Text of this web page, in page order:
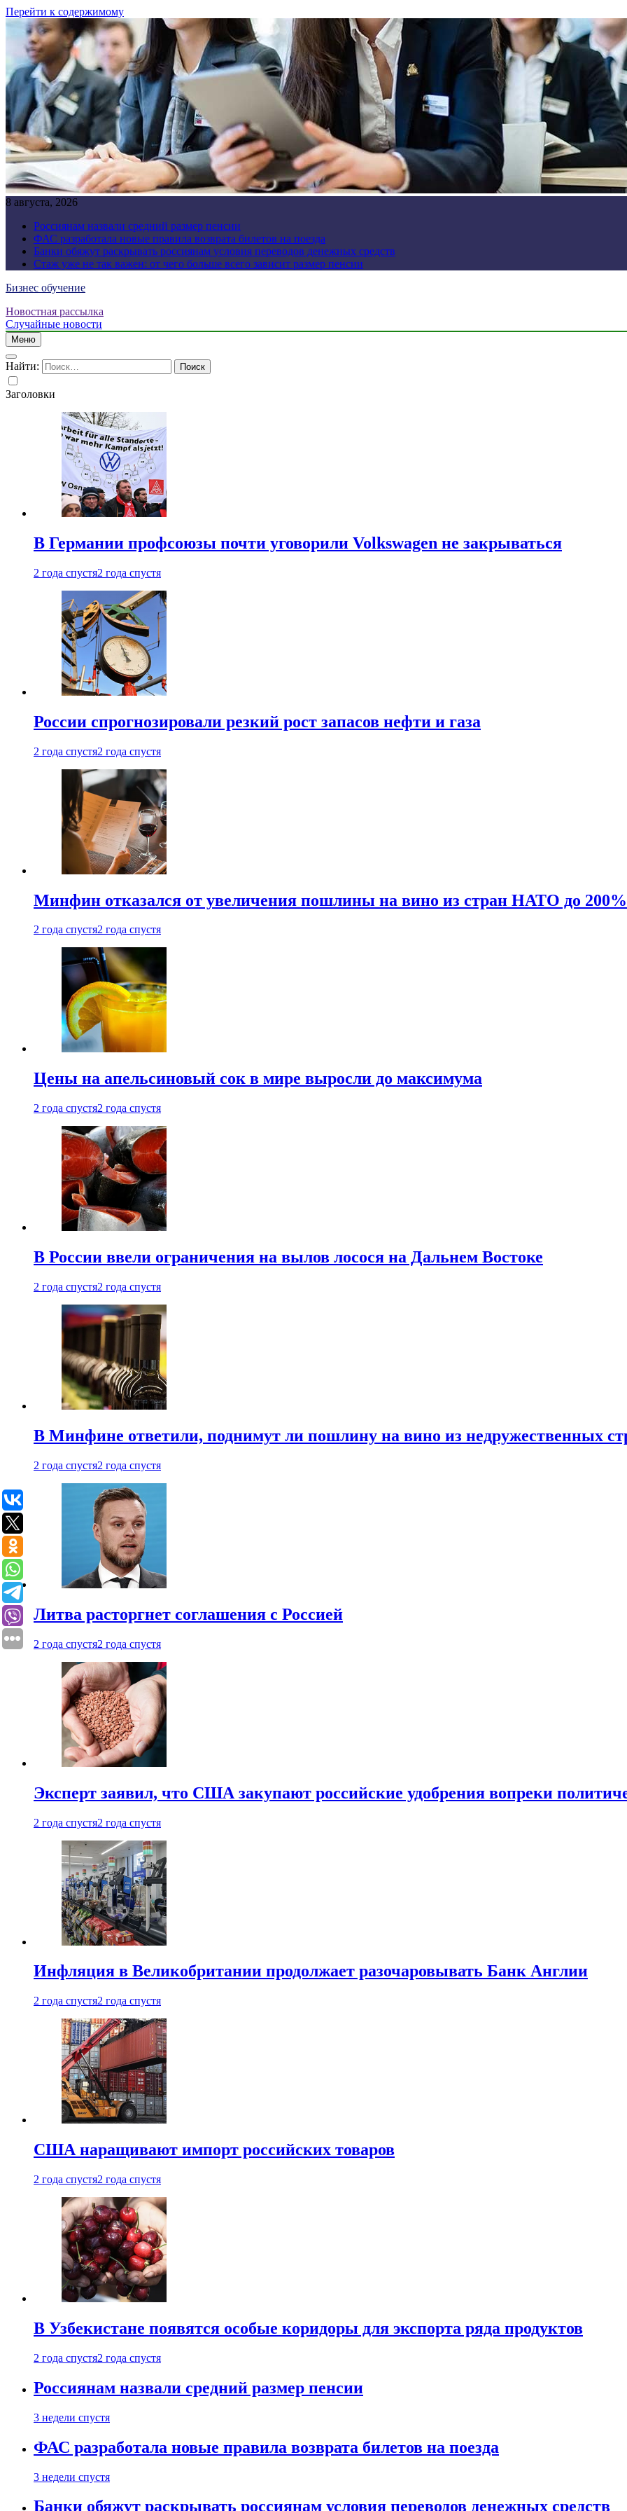
Перейти к содержимому
8 августа, 2026
Россиянам назвали средний размер пенсии
ФАС разработала новые правила возврата билетов на поезда
Банки обяжут раскрывать россиянам условия переводов денежных средств
Стаж уже не так важен: от чего больше всего зависит размер пенсии
Бизнес обучение
Новостная рассылка
Случайные новости
Меню
Найти:
Заголовки
В Германии профсоюзы почти уговорили Volkswagen не закрываться
2 года спустя2 года спустя
России спрогнозировали резкий рост запасов нефти и газа
2 года спустя2 года спустя
Минфин отказался от увеличения пошлины на вино из стран НАТО до 200%
2 года спустя2 года спустя
Цены на апельсиновый сок в мире выросли до максимума
2 года спустя2 года спустя
В России ввели ограничения на вылов лосося на Дальнем Востоке
2 года спустя2 года спустя
В Минфине ответили, поднимут ли пошлину на вино из недружественных
2 года спустя2 года спустя
Литва расторгнет соглашения с Россией
2 года спустя2 года спустя
Эксперт заявил, что США закупают российские удобрения вопреки
2 года спустя2 года спустя
Инфляция в Великобритании продолжает разочаровывать Банк Англии
2 года спустя2 года спустя
США наращивают импорт российских товаров
2 года спустя2 года спустя
В Узбекистане появятся особые коридоры для экспорта ряда продуктов
2 года спустя2 года спустя
Россиянам назвали средний размер пенсии
3 недели спустя
ФАС разработала новые правила возврата билетов на поезда
3 недели спустя
Банки обяжут раскрывать россиянам условия переводов денежных средств